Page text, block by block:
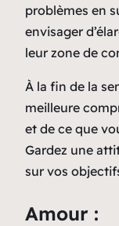
problèmes en
envisager
leur zone de
À la fin de la
meilleure
et de ce que
Gardez une
sur vos
Amour :